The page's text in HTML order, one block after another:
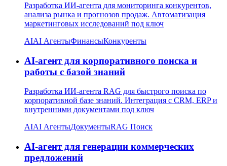
Разработка ИИ-агента для мониторинга конкурентов,
анализа рынка и прогнозов продаж. Автоматизация
маркетинговых исследований под ключ
AIAI АгентыФинансыКонкуренты
AI-агент для корпоративного поиска и
работы с базой знаний
Разработка ИИ-агента RAG для быстрого поиска по
корпоративной базе знаний. Интеграция с CRM, ERP и
внутренними документами под ключ
AIAI АгентыДокументыRAG Поиск
AI-агент для генерации коммерческих
предложений